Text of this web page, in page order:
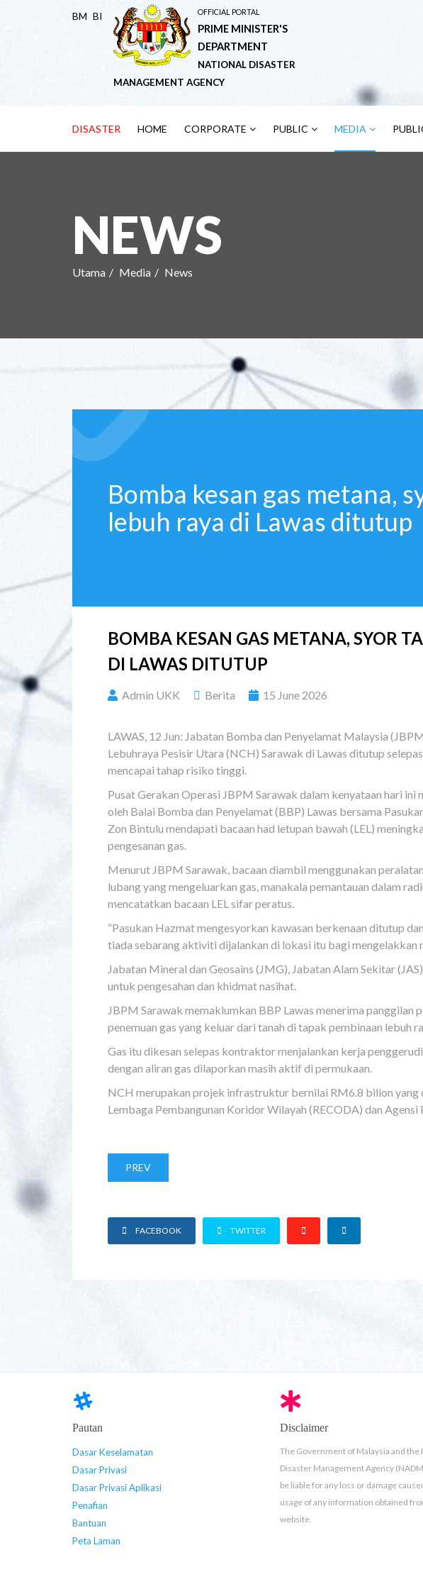
BM BI OFFICIAL PORTAL
PRIME MINISTER'S
DEPARTMENT
NATIONAL DISASTER
MANAGEMENT AGENCY
DISASTER HOME CORPORATE PUBLIC MEDIA
NEWS
Utama Media News
Bomba kesan gas metana,
lebuh raya di Lawas ditutup
BOMBA KESAN GAS METANA, SYOR
DI LAWAS DITUTUP
Admin UKK Berita 15 June 2026
LAWAS, 12 Jun: Jabatan Bomba dan Penyelamat Malaysia
Lebuhraya Pesisir Utara (NCH) Sarawak di Lawas ditutup
mencapai tahap risiko tinggi.
Pusat Gerakan Operasi JBPM Sarawak dalam kenyataan hari ini
oleh Balai Bomba dan Penyelamat (BBP) Lawas bersama
Zon Bintulu mendapati bacaan had letupan bawah (LEL)
pengesanan gas.
Menurut JBPM Sarawak, bacaan diambil menggunakan
lubang yang mengeluarkan gas, manakala pemantauan dalam
mencatatkan bacaan LEL sifar peratus.
“Pasukan Hazmat mengesyorkan kawasan berkenaan ditutup
tiada sebarang aktiviti dijalankan di lokasi itu bagi mengelakkan
Jabatan Mineral dan Geosains (JMG), Jabatan Alam Sekitar
untuk pengesahan dan khidmat nasihat.
JBPM Sarawak memaklumkan BBP Lawas menerima panggilan
penemuan gas yang keluar dari tanah di tapak pembinaan lebuh
Gas itu dikesan selepas kontraktor menjalankan kerja
dengan aliran gas dilaporkan masih aktif di permukaan.
NCH merupakan projek infrastruktur bernilai RM6.8 bilion yang
Lembaga Pembangunan Koridor Wilayah (RECODA) dan
PREV
FACEBOOK TWITTER
Pautan
Dasar Keselamatan
Dasar Privasi
Dasar Privasi Aplikasi
Penafian
Bantuan
Peta Laman
Disclaimer
The Government of Malaysia and the
Disaster Management Agency
be liable for any loss or damage
usage of any information obtained
website.